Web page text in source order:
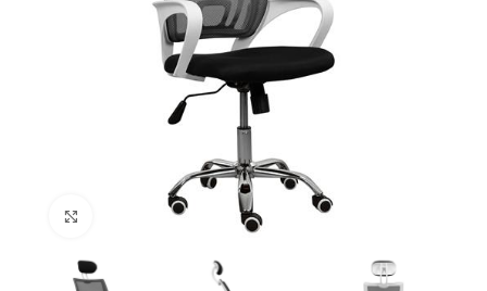
Haga clic para ampliar